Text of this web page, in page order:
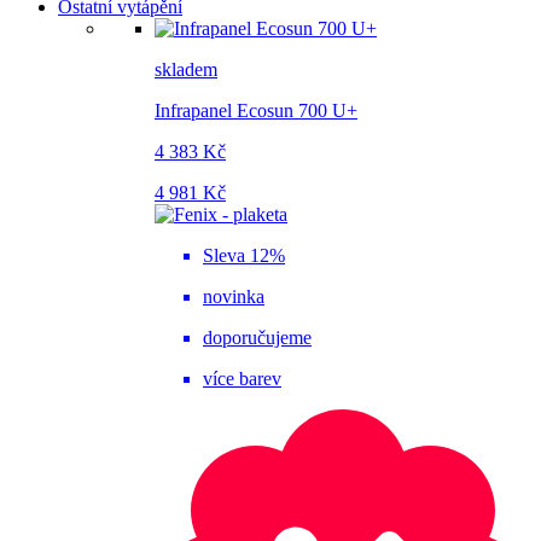
Ostatní vytápění
skladem
Infrapanel Ecosun 700 U+
4 383 Kč
4 981 Kč
Sleva 12%
novinka
doporučujeme
více barev